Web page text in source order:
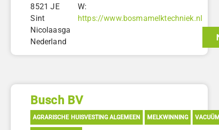
8521 JE
Sint
Nicolaasga
Nederland
W:
https://www.bosmamelktechniek.nl
Busch BV
AGRARISCHE HUISVESTING ALGEMEEN MELKWINNING